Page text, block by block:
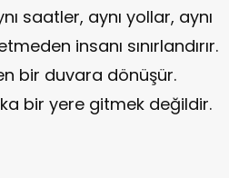
saatler, aynı yollar, aynı
insanı sınırlandırır.
bir duvara dönüşür.
bir yere gitmek değildir.